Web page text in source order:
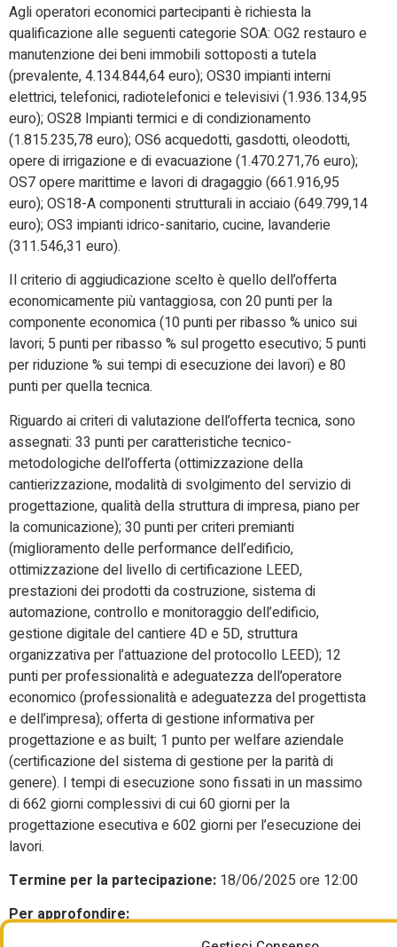
Agli operatori economici partecipanti è richiesta la
qualificazione alle seguenti categorie SOA: OG2 restauro e
manutenzione dei beni immobili sottoposti a tutela
(prevalente, 4.134.844,64 euro); OS30 impianti interni
elettrici, telefonici, radiotelefonici e televisivi (1.936.134,95
euro); OS28 Impianti termici e di condizionamento
(1.815.235,78 euro); OS6 acquedotti, gasdotti, oleodotti,
opere di irrigazione e di evacuazione (1.470.271,76 euro);
OS7 opere marittime e lavori di dragaggio (661.916,95
euro); OS18-A componenti strutturali in acciaio (649.799,14
euro); OS3 impianti idrico-sanitario, cucine, lavanderie
(311.546,31 euro).
Il criterio di aggiudicazione scelto è quello dell’offerta
economicamente più vantaggiosa, con 20 punti per la
componente economica (10 punti per ribasso % unico sui
lavori; 5 punti per ribasso % sul progetto esecutivo; 5 punti
per riduzione % sui tempi di esecuzione dei lavori) e 80
punti per quella tecnica.
Riguardo ai criteri di valutazione dell’offerta tecnica, sono
assegnati: 33 punti per caratteristiche tecnico-
metodologiche dell’offerta (ottimizzazione della
cantierizzazione, modalità di svolgimento del servizio di
progettazione, qualità della struttura di impresa, piano per
la comunicazione); 30 punti per criteri premianti
(miglioramento delle performance dell’edificio,
ottimizzazione del livello di certificazione LEED,
prestazioni dei prodotti da costruzione, sistema di
automazione, controllo e monitoraggio dell’edificio,
gestione digitale del cantiere 4D e 5D, struttura
organizzativa per l’attuazione del protocollo LEED); 12
punti per professionalità e adeguatezza dell’operatore
economico (professionalità e adeguatezza del progettista
e dell’impresa); offerta di gestione informativa per
progettazione e as built; 1 punto per welfare aziendale
(certificazione del sistema di gestione per la parità di
genere). I tempi di esecuzione sono fissati in un massimo
di 662 giorni complessivi di cui 60 giorni per la
progettazione esecutiva e 602 giorni per l’esecuzione dei
lavori.
Termine per la partecipazione: 18/06/2025 ore 12:00
Per approfondire:
https://agenziademanioappalti.maggiolicloud.it/